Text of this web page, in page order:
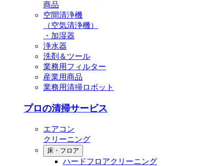
商品
空間清浄機
（空気清浄機）
・加湿器
浄水器
洗剤＆ツール
業務用フィルター
産業用商品
業務用清掃ロボット
プロの清掃サービス
エアコン
クリーニング
床・フロア
ハードフロアクリーニング